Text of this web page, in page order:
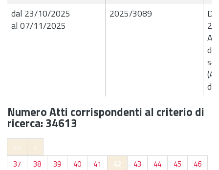
dal 23/10/2025
al 07/11/2025
2025/3089
Numero Atti corrispondenti al criterio di
ricerca: 34613
<<
<
37
38 39 40 41 42 43 44 45
46